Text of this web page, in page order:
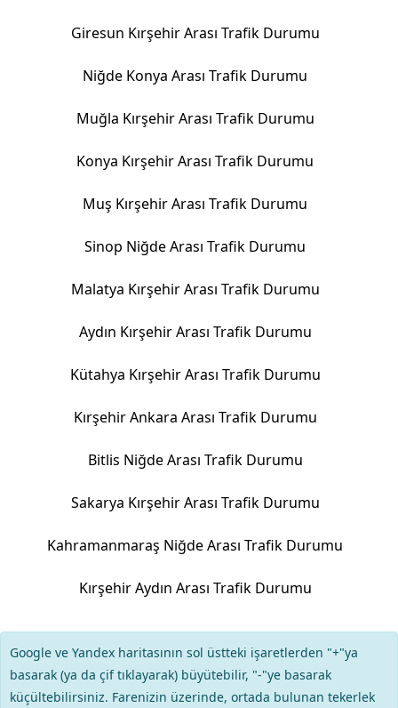
Giresun Kırşehir Arası Trafik Durumu
Niğde Konya Arası Trafik Durumu
Muğla Kırşehir Arası Trafik Durumu
Konya Kırşehir Arası Trafik Durumu
Muş Kırşehir Arası Trafik Durumu
Sinop Niğde Arası Trafik Durumu
Malatya Kırşehir Arası Trafik Durumu
Aydın Kırşehir Arası Trafik Durumu
Kütahya Kırşehir Arası Trafik Durumu
Kırşehir Ankara Arası Trafik Durumu
Bitlis Niğde Arası Trafik Durumu
Sakarya Kırşehir Arası Trafik Durumu
Kahramanmaraş Niğde Arası Trafik Durumu
Kırşehir Aydın Arası Trafik Durumu
Google ve Yandex haritasının sol üstteki işaretlerden "+"ya
basarak (ya da çif tıklayarak) büyütebilir, "-"ye basarak
küçültebilirsiniz. Farenizin üzerinde, ortada bulunan tekerlek